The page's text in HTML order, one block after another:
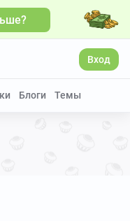
Вход
Блоги Темы
Больше видео